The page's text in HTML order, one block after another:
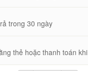
trong 30 ngày
thẻ hoặc thanh toán